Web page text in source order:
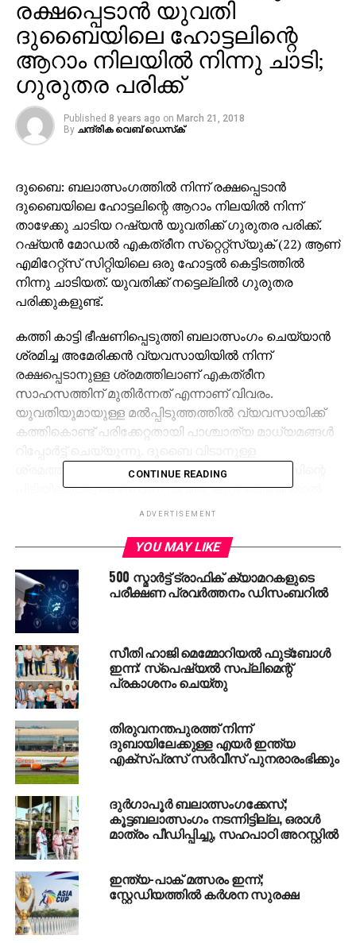
രക്ഷപ്പെടാന്‍ യുവതി
ദുബൈയിലെ ഹോട്ടലിന്റെ
ആറാം നിലയില്‍ നിന്നു ചാടി;
ഗുരുതര പരിക്ക്
Published 8 years ago on March 21, 2018
By ചന്ദ്രിക വെബ് ഡെസ്‌ക്‌
ദുബൈ: ബലാത്സംഗത്തില്‍ നിന്ന് രക്ഷപ്പെടാന്‍
ദുബൈയിലെ ഹോട്ടലിന്റെ ആറാം നിലയില്‍ നിന്ന്
താഴേക്കു ചാടിയ റഷ്യന്‍ യുവതിക്ക് ഗുരുതര പരിക്ക്.
റഷ്യന്‍ മോഡല്‍ എകത്രീന സ്‌റ്റെറ്റ്‌സ്‌യുക് (22) ആണ്
എമിറേറ്റ്‌സ് സിറ്റിയിലെ ഒരു ഹോട്ടല്‍ കെട്ടിടത്തില്‍
നിന്നു ചാടിയത്. യുവതിക്ക് നട്ടെല്ലില്‍ ഗുരുതര
പരിക്കുകളുണ്ട്.
കത്തി കാട്ടി ഭീഷണിപ്പെടുത്തി ബലാത്സംഗം ചെയ്യാന്‍
ശ്രമിച്ച അമേരിക്കന്‍ വ്യവസായിയില്‍ നിന്ന്
രക്ഷപ്പെടാനുള്ള ശ്രമത്തിലാണ് എകത്രീന
സാഹസത്തിന് മുതിര്‍ന്നത് എന്നാണ് വിവരം.
യുവതിയുമായുള്ള മല്‍പ്പിടുത്തത്തില്‍ വ്യവസായിക്ക്
കത്തികൊണ്ട് പരിക്കേറ്റതായി പാശ്ചാത്യ മാധ്യമങ്ങള്‍
ശ്രമത്തിനിടെ ഇയാള്‍ എയര്‍പോര്‍ട്ടില്‍ പൊലീസിന്റെ
പിടിയിലായിട്ടുണ്ടെന്നാണ് വിവരം. കുറ്റം തെളിഞ്ഞാല്‍
ഇയാള്‍ക്ക് 15 വര്‍ഷം വരെ ജയില്‍ശിക്ഷ ലഭിച്ചേക്കാം.
നട്ടെല്ലിന്റെ വിവിധ ഭാഗങ്ങളില്‍ പരിക്കേറ്റ യുവതി
ഒന്നിലധികം ശസ്ത്രക്രിയകള്‍ക്ക് വിധേയയായിട്ടുണ്ട്.
സ്‌പൈനല്‍ കോര്‍ഡിന് പരിക്കില്ലാത്തതിനാല്‍
ഇവര്‍ക്ക് ആഴ്ചകള്‍ കൊണ്ട് നടക്കാന്‍ കഴിഞ്ഞേക്കും.
അതേസമയം, തന്റെ മകള്‍ പൊലീസിന്റെ
കസ്റ്റഡിയിലാണെന്ന് എകത്രിനയുടെ അമ്മ
ആരോപിക്കുന്നതായി ഒരു റഷ്യന്‍ ചാനല്‍ റിപ്പോര്‍ട്ട്
ചെയ്തു. ഇക്കാര്യത്തില്‍ സ്ഥിരീകരണമില്ല.
എകത്രിനയുടെ കാര്യത്തില്‍ ഇടപെടുകയും
ആവശ്യമായ സഹായങ്ങള്‍ നല്‍കുകയും
ചെയ്യുമെന്ന് യു.എ.ഇയിലെ റഷ്യന്‍ കോണ്‍സുലേറ്റ്
വ്യക്തമാക്കിയിട്ടുണ്ട്.
RELATED TOPICS: DUBAI RAPE
UP NEXT
കേരളത്തിന്റെ ഔദ്യോഗികഫലമായി ഇനിമുതല്‍
ചക്ക അറിയപ്പെടും
DON'T MISS
നിങ്ങളെ രഹസ്യമായി പ്രേമിക്കുന്ന കാമുകനാര്
? ആപ്പുകള്‍ ‘ആപ്പി’ലാക്കുന്ന വിധം
CONTINUE READING
ADVERTISEMENT
YOU MAY LIKE
500 സ്മാര്‍ട്ട് ട്രാഫിക് ക്യാമറകളുടെ
പരീക്ഷണ പ്രവര്‍ത്തനം ഡിസംബറില്‍
സീതി ഹാജി മെമ്മോറിയൽ ഫുട്ബോൾ
ഇന്ന്: സ്പെഷ്യൽ സപ്ലിമെന്റ്
പ്രകാശനം ചെയ്തു
തിരുവനന്തപുരത്ത് നിന്ന്
ദുബായിലേക്കുള്ള എയര്‍ ഇന്ത്യ
എക്‌സ്പ്രസ് സര്‍വീസ് പുനരാരംഭിക്കും
ദുര്‍ഗാപൂര്‍ ബലാത്സംഗക്കേസ്;
കൂട്ടബലാത്സംഗം നടന്നിട്ടില്ല, ഒരാള്‍
മാത്രം പീഡിപ്പിച്ചു, സഹപാഠി അറസ്റ്റില്‍
ഇന്ത്യ-പാക് മത്സരം ഇന്ന്;
സ്റ്റേഡിയത്തിൽ കർശന സുരക്ഷ